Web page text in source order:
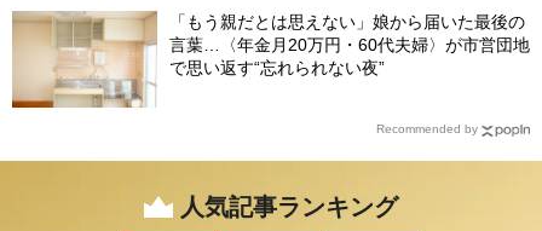
「もう親だとは思えない」娘から届いた最後の
言葉…〈年金月20万円・60代夫婦〉が市営団地
で思い返す“忘れられない夜”
Recommended by
人気記事ランキング